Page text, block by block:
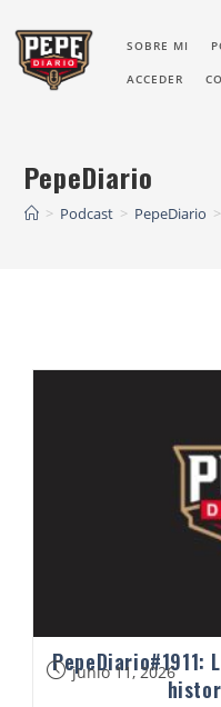
SOBRE MI
ACCEDER
PepeDiario
> Podcast > PepeDiario >
PepeDiario#1911:
junio 11, 2026